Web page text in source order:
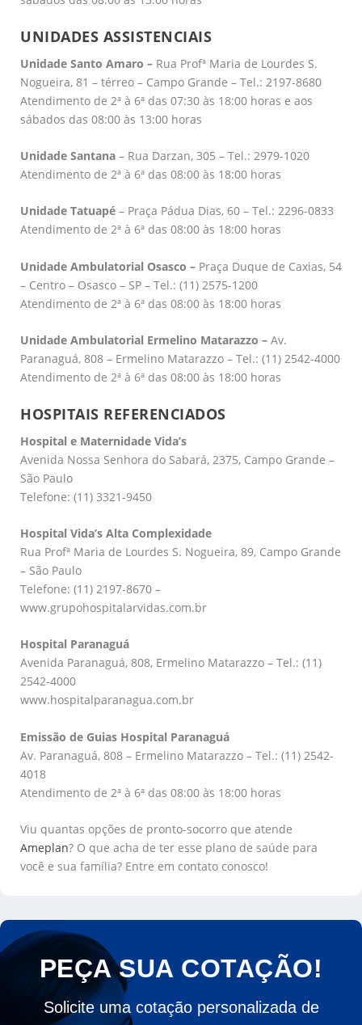
UNIDADES ASSISTENCIAIS
Unidade Santo Amaro – Rua Profª Maria de Lourdes S.
Nogueira, 81 – térreo – Campo Grande – Tel.: 2197-8680
Atendimento de 2ª à 6ª das 07:30 às 18:00 horas e aos
sábados das 08:00 às 13:00 horas
Unidade Santana – Rua Darzan, 305 – Tel.: 2979-1020
Atendimento de 2ª à 6ª das 08:00 às 18:00 horas
Unidade Tatuapé – Praça Pádua Dias, 60 – Tel.: 2296-0833
Atendimento de 2ª à 6ª das 08:00 às 18:00 horas
Unidade Ambulatorial Osasco – Praça Duque de Caxias, 54
– Centro – Osasco – SP – Tel.: (11) 2575-1200
Atendimento de 2ª à 6ª das 08:00 às 18:00 horas
Unidade Ambulatorial Ermelino Matarazzo – Av.
Paranaguá, 808 – Ermelino Matarazzo – Tel.: (11) 2542-4000
Atendimento de 2ª à 6ª das 08:00 às 18:00 horas
HOSPITAIS REFERENCIADOS
Hospital e Maternidade Vida’s
Avenida Nossa Senhora do Sabará, 2375, Campo Grande –
São Paulo
Telefone: (11) 3321-9450
Hospital Vida’s Alta Complexidade
Rua Profª Maria de Lourdes S. Nogueira, 89, Campo Grande
– São Paulo
Telefone: (11) 2197-8670 –
www.grupohospitalarvidas.com.br
Hospital Paranaguá
Avenida Paranaguá, 808, Ermelino Matarazzo – Tel.: (11)
2542-4000
www.hospitalparanagua.com.br
Emissão de Guias Hospital Paranaguá
Av. Paranaguá, 808 – Ermelino Matarazzo – Tel.: (11) 2542-
4018
Atendimento de 2ª à 6ª das 08:00 às 18:00 horas
Viu quantas opções de pronto-socorro que atende
Ameplan? O que acha de ter esse plano de saúde para
você e sua família? Entre em contato conosco!
PEÇA SUA COTAÇÃO!
Solicite uma cotação personalizada de